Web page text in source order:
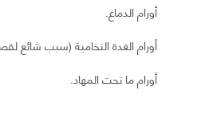
أورام الدماغ.
أورام الغدة النخامية (سبب شائع
أورام ما تحت المهاد.